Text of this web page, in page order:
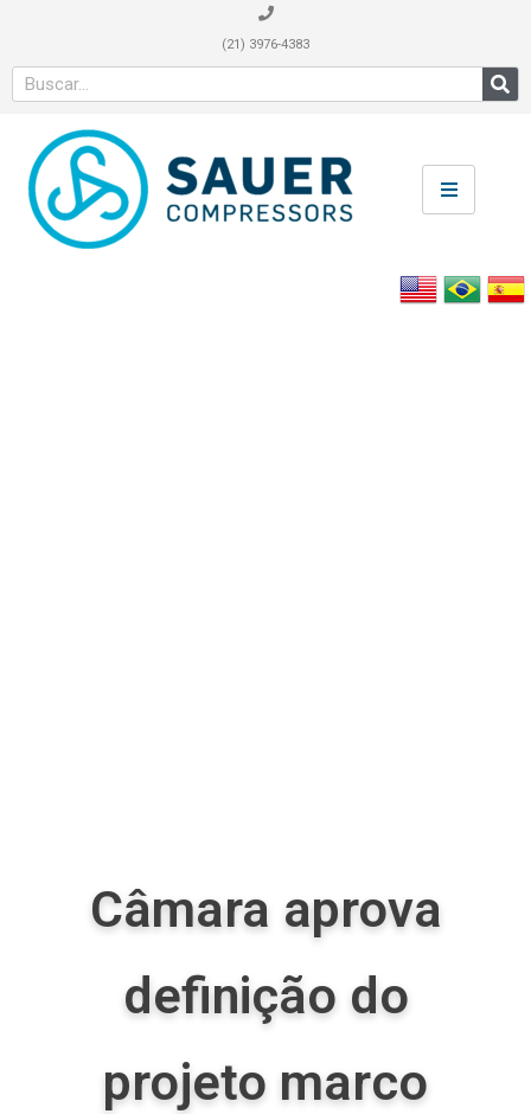
(21) 3976-4383
Câmara aprova
definição do
projeto marco